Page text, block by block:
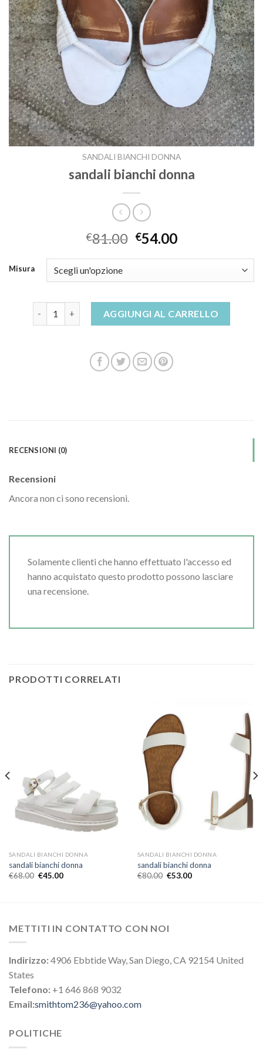
SANDALI BIANCHI DONNA
sandali bianchi donna
€81.00 €54.00
Misura
AGGIUNGI AL CARRELLO
RECENSIONI (0)
Recensioni
Ancora non ci sono recensioni.
Solamente clienti che hanno effettuato l'accesso ed
hanno acquistato questo prodotto possono lasciare
una recensione.
PRODOTTI CORRELATI
SANDALI BIANCHI DONNA
sandali bianchi donna
€68.00 €45.00
SANDALI BIANCHI DONNA
sandali bianchi donna
€80.00 €53.00
METTITI IN CONTATTO CON NOI
Indirizzo:4906 Ebbtide Way, San Diego, CA 92154 United
States
Telefono: +1 646 868 9032
Email:smithtom236@yahoo.com
POLITICHE